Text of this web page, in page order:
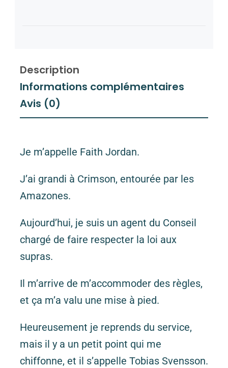
Description
Informations complémentaires
Avis (0)
Je m’appelle Faith Jordan.
J’ai grandi à Crimson, entourée par les
Amazones.
Aujourd’hui, je suis un agent du Conseil
chargé de faire respecter la loi aux
supras.
Il m’arrive de m’accommoder des règles,
et ça m’a valu une mise à pied.
Heureusement je reprends du service,
mais il y a un petit point qui me
chiffonne, et il s’appelle Tobias Svensson.